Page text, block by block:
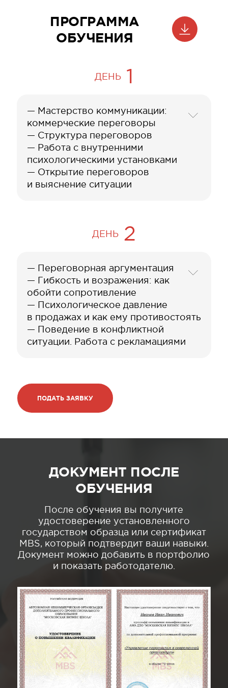
ПРОГРАММА
ОБУЧЕНИЯ
ДЕНЬ 1
— Мастерство коммуникации:
коммерческие переговоры
— Структура переговоров
— Работа с внутренними
психологическими установками
— Открытие переговоров
и выяснение ситуации
ДЕНЬ 2
— Переговорная аргументация
— Гибкость и возражения: как
обойти сопротивление
— Психологическое давление
в продажах и как ему противостоять
— Поведение в конфликтной
ситуации. Работа с рекламациями
ПОДАТЬ ЗАЯВКУ
ДОКУМЕНТ ПОСЛЕ
ОБУЧЕНИЯ
После обучения вы получите
удостоверение установленного
государством образца или сертификат
MBS, который подтвердит ваши навыки.
Документ можно добавить в портфолио
и показать работодателю.